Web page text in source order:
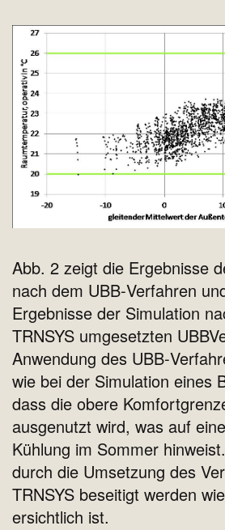
Abb. 2 zeigt die Ergebnisse
nach dem UBB‐Verfahren
Ergebnisse der Simulation
TRNSYS umgesetzten
Anwendung des
wie bei der Simulation eines
dass die obere
ausgenutzt wird, was auf
Kühlung im Sommer
durch die Umsetzung des
TRNSYS beseitigt werden
ersichtlich ist.